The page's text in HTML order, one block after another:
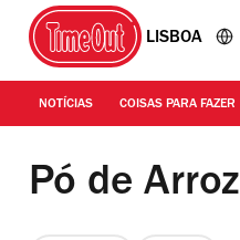
LISBOA
NOTÍCIAS COISAS PARA FAZER
Pó de Arroz